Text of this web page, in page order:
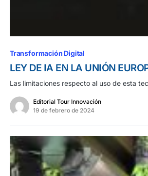
Transformación Digital
LEY DE IA EN LA UNIÓN
Las limitaciones respecto al uso de esta
Editorial Tour Innovación
19 de febrero de 2024